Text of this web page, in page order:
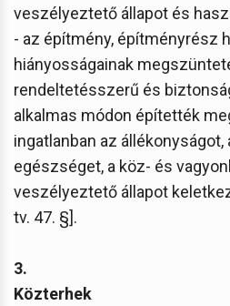
veszélyeztető állapot és
- az építmény, építményrész
hiányosságainak
rendeltetésszerű és
alkalmas módon építették
ingatlanban az állékonyságot,
egészséget, a köz- és
veszélyeztető állapot
tv. 47. §].
3.
Közterhek